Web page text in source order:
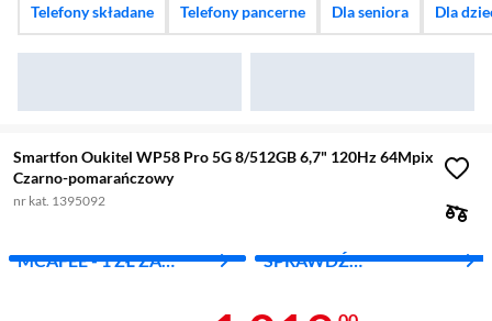
Telefony składane Telefony pancerne Dla seniora Dla
Smartfon Oukitel WP58 Pro 5G 8/512GB 6,7" 120Hz 64Mpix
Czarno-pomarańczowy
nr kat. 1395092
MCAFEE - 1 ZŁ ZA
SPRAWDŹ